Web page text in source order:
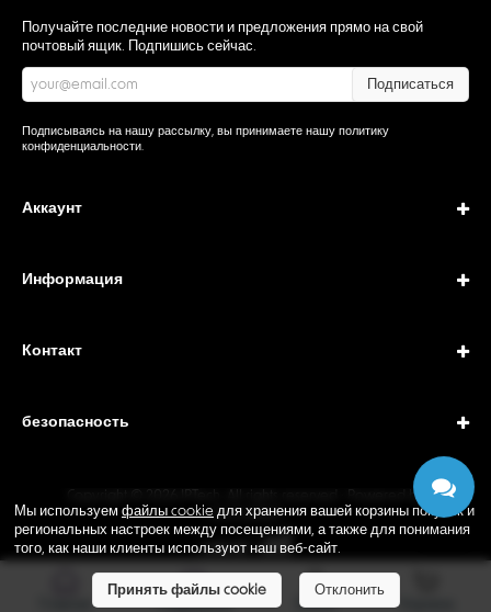
Мы используем файлы cookie для хранения вашей корзины покупок и
региональных настроек между посещениями, а также для понимания
того, как наши клиенты используют наш веб-сайт.
Принять файлы cookie Отклонить
Поддержка Войти Корзина
Получайте последние новости и предложения прямо на свой
почтовый ящик. Подпишись сейчас.
Подписаться
Подписываясь на нашу рассылку, вы принимаете нашу политику
конфиденциальности.
Аккаунт
Информация
Контакт
безопасность
Copyright © 2026 IPTech. All rights reserved · Powered by
GEODANI®